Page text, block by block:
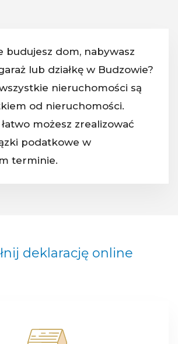
budujesz dom, nabywasz
lub działkę w Budzowie?
nieruchomości są
od nieruchomości.
możesz zrealizować
podatkowe w
terminie.
deklarację online